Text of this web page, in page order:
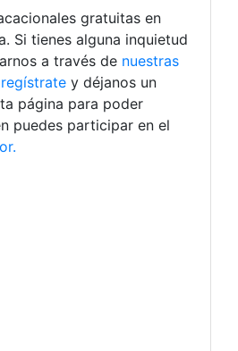
gratuitas en
Si tienes alguna inquietud
a través de nuestras
regístrate y déjanos un
página para poder
puedes participar en el